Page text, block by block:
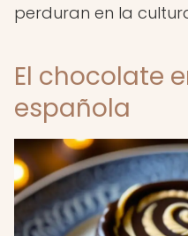
perduran en la
El chocolate
española